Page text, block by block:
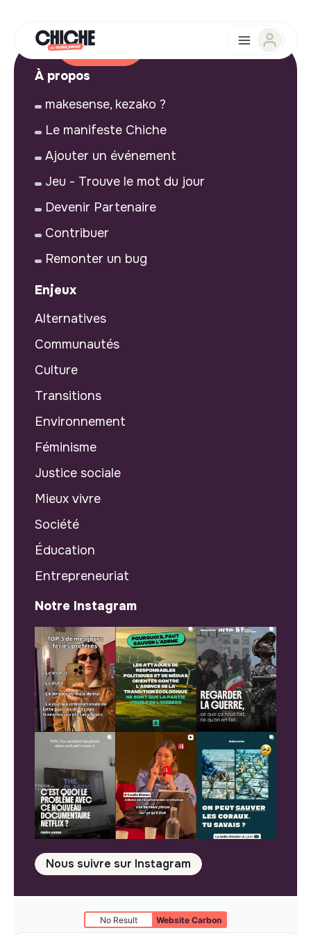
À propos
makesense, kezako ?
Le manifeste Chiche
Ajouter un événement
Jeu - Trouve le mot du jour
Devenir Partenaire
Contribuer
Remonter un bug
Enjeux
Alternatives
Communautés
Culture
Transitions
Environnement
Féminisme
Justice sociale
Mieux vivre
Société
Éducation
Entrepreneuriat
Notre Instagram
Nous suivre sur Instagram
No Result Website Carbon